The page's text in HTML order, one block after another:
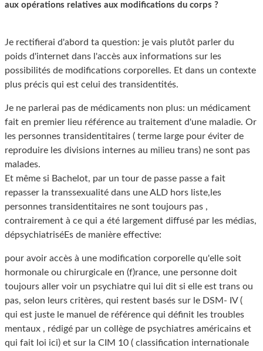
aux opérations relatives aux modifications du corps ?
Je rectifierai d'abord ta question: je vais plutôt parler du
poids d'internet dans l'accès aux informations sur les
possibilités de modifications corporelles. Et dans un contexte
plus précis qui est celui des transidentités.
Je ne parlerai pas de médicaments non plus: un médicament
fait en premier lieu référence au traitement d'une maladie. Or
les personnes transidentitaires ( terme large pour éviter de
reproduire les divisions internes au milieu trans) ne sont pas
malades.
Et même si Bachelot, par un tour de passe passe a fait
repasser la transsexualité dans une ALD hors liste,les
personnes transidentitaires ne sont toujours pas ,
contrairement à ce qui a été largement diffusé par les médias,
dépsychiatriséEs de manière effective:
pour avoir accès à une modification corporelle qu'elle soit
hormonale ou chirurgicale en (f)rance, une personne doit
toujours aller voir un psychiatre qui lui dit si elle est trans ou
pas, selon leurs critères, qui restent basés sur le DSM- IV (
qui est juste le manuel de référence qui définit les troubles
mentaux , rédigé par un collège de psychiatres américains et
qui fait loi ici) et sur la CIM 10 ( classification internationale